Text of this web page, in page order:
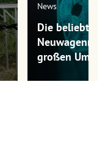
News
Die
großen